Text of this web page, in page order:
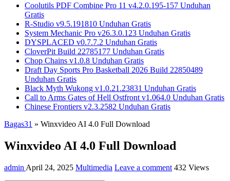
Coolutils PDF Combine Pro 11 v4.2.0.195-157 Unduhan
Gratis
R-Studio v9.5.191810 Unduhan Gratis
System Mechanic Pro v26.3.0.123 Unduhan Gratis
DYSPLACED v0.7.7.2 Unduhan Gratis
CloverPit Build 22785177 Unduhan Gratis
Chop Chains v1.0.8 Unduhan Gratis
Draft Day Sports Pro Basketball 2026 Build 22850489
Unduhan Gratis
Black Myth Wukong v1.0.21.23831 Unduhan Gratis
Call to Arms Gates of Hell Ostfront v1.064.0 Unduhan Gratis
Chinese Frontiers v2.3.2582 Unduhan Gratis
Bagas31 » Winxvideo AI 4.0 Full Download
Winxvideo AI 4.0 Full Download
admin April 24, 2025 Multimedia Leave a comment 432 Views